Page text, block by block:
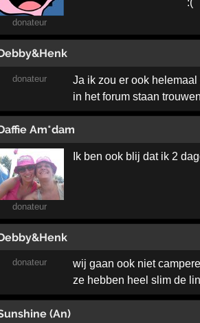
donateur
donateur
Ja ik zou er ook
in het forum staan
Am*dam
donateur
Ik ben ook blij dat ik 2
donateur
wij gaan ook niet
ze hebben heel slim de
(An)